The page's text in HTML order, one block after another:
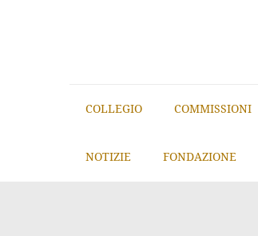
COLLEGIO COMMISSIONI
NOTIZIE FONDAZIONE